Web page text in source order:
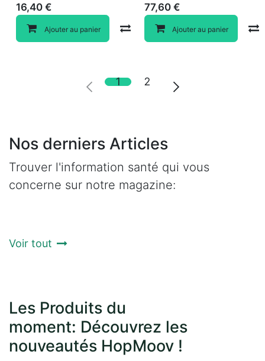
16,40 €
Ajouter au panier Compare
77,60€
Ajouter au panier
1 2
Nos derniers Articles
Trouver l'information santé qui vous
concerne sur notre magazine:
Voir tout
Les Produits du
moment: Découvrez les
nouveautés HopMoov !